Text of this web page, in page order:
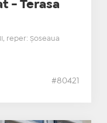
- Terasa
reper: Șoseaua
#80421